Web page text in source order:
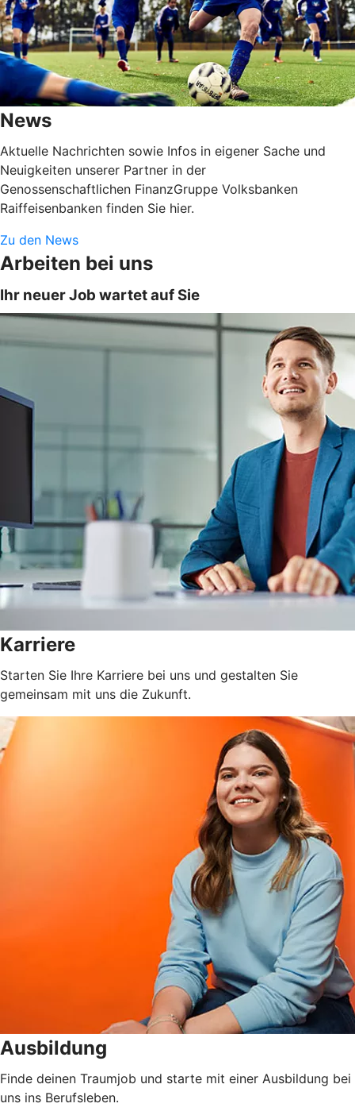
News
Aktuelle Nachrichten sowie Infos in eigener Sache und
Neuigkeiten unserer Partner in der
Genossenschaftlichen FinanzGruppe Volksbanken
Raiffeisenbanken finden Sie hier.
Zu den News
Arbeiten bei uns
Ihr neuer Job wartet auf Sie
Karriere
Starten Sie Ihre Karriere bei uns und gestalten Sie
gemeinsam mit uns die Zukunft.
Ausbildung
Finde deinen Traumjob und starte mit einer Ausbildung bei
uns ins Berufsleben.